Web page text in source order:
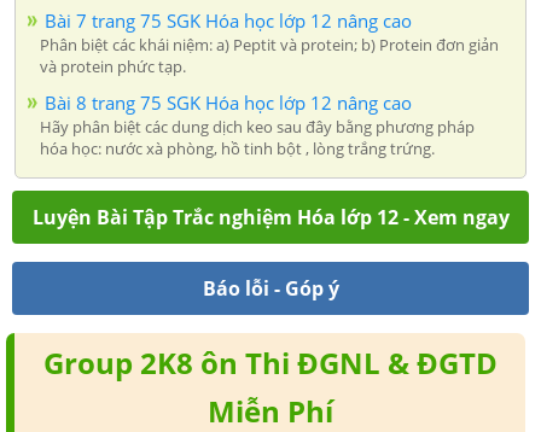
Bài 7 trang 75 SGK Hóa học lớp 12 nâng cao
Phân biệt các khái niệm: a) Peptit và protein; b) Protein đơn giản
và protein phức tạp.
Bài 8 trang 75 SGK Hóa học lớp 12 nâng cao
Hãy phân biệt các dung dịch keo sau đây bằng phương pháp
hóa học: nước xà phòng, hồ tinh bột , lòng trắng trứng.
Luyện Bài Tập Trắc nghiệm Hóa lớp 12 - Xem ngay
Báo lỗi - Góp ý
Group 2K8 ôn Thi ĐGNL & ĐGTD
Miễn Phí